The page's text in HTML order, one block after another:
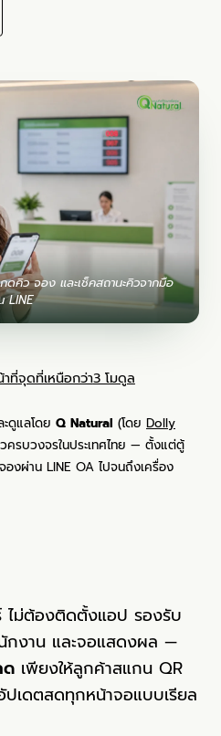
ว จอง และเช็คสถานะคิวจากมือ
LINE
าที่จุดที่เหนือกว่า3 โมดูล
ดูแลโดย Q Natural (โดย Dolly
ครบวงจรในประเทศไทย — ตั้งแต่ตู้
งผ่าน LINE OA ไปจนถึงเครื่อง
ไม่ต้องติดตั้งแอป รองรับ
งาน และจอแสดงผล —
ด เพียงให้ลูกค้าสแกน QR
เดตสดทุกหน้าจอแบบเรียล